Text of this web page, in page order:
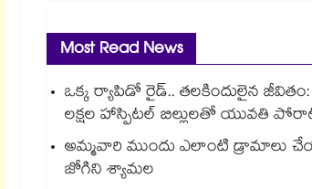
Most Read News
ఒక్క ర్యాపిడో రైడ్.. తలకిందులైన
లక్షల హాస్పిటల్ బిల్లులతో యువతి
అమ్మవారి ముందు ఎలాంటి డ్రామాలు
జోగిని శ్యామల